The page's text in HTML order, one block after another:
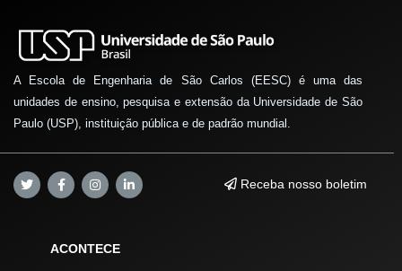
A Escola de Engenharia de São Carlos (EESC) é uma das
unidades de ensino, pesquisa e extensão da Universidade de São
Paulo (USP), instituição pública e de padrão mundial.
Receba nosso boletim
ACONTECE